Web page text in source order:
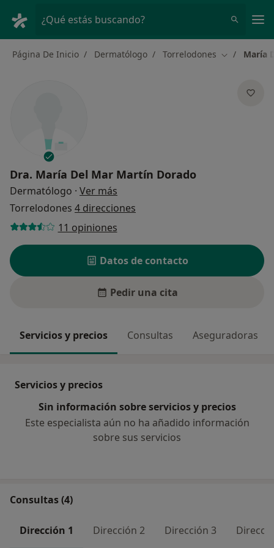
¿Qué estás buscando?
Página De Inicio Dermatólogo Torrelodones Cambiar de
María
Dra. María Del Mar Martín Dorado
Dermatólogo · Ver más
Torrelodones 4 direcciones
11 opiniones
Datos de contacto
Pedir una cita
Servicios y precios Consultas Aseguradoras
Servicios y precios
Sin información sobre servicios y precios
Este especialista aún no ha añadido información
sobre sus servicios
Consultas (4)
Dirección 1 Dirección 2 Dirección 3